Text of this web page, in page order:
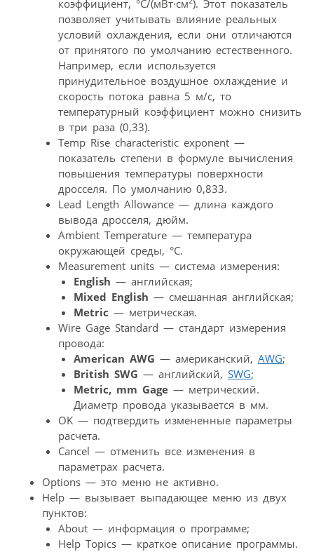
коэффициент, °C/(мВт·см ). Этот показатель
позволяет учитывать влияние реальных
условий охлаждения, если они отличаются
от принятого по умолчанию естественного.
Например, если используется
принудительное воздушное охлаждение и
скорость потока равна 5 м/с, то
температурный коэффициент можно снизить
в три раза (0,33).
Temp Rise characteristic exponent —
показатель степени в формуле вычисления
повышения температуры поверхности
дросселя. По умолчанию 0,833.
Lead Length Allowance — длина каждого
вывода дросселя, дюйм.
Ambient Temperature — температура
окружающей среды, °C.
Measurement units — система измерения:
English — английская;
Mixed English — смешанная английская;
Metric — метрическая.
Wire Gage Standard — стандарт измерения
провода:
American AWG — американский, AWG;
British SWG — английский, SWG;
Metric, mm Gage — метрический.
Диаметр провода указывается в мм.
OK — подтвердить измененные параметры
расчета.
Cancel — отменить все изменения в
параметрах расчета.
Options — это меню не активно.
Help — вызывает выпадающее меню из двух
пунктов:
About — информация о программе;
Help Topics — краткое описание программы.